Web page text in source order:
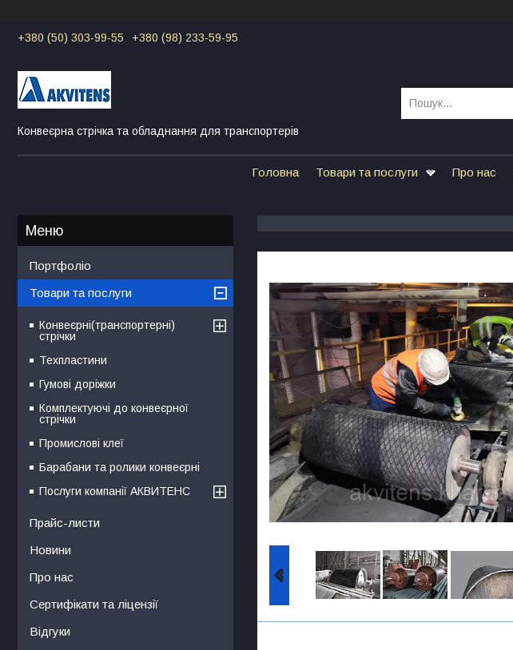
+380 (50) 303-99-55 +380 (98) 233-59-95
Конвеєрна стрічка та обладнання для транспортерів
Головна Товари та послуги Про нас
Портфоліо
Товари та послуги
Конвеєрні(транспортерні)
стрічки
Техпластини
Гумові доріжки
Комплектуючі до конвеєрної
стрічки
Промислові клеї
Барабани та ролики конвеєрні
Послуги компанії АКВИТЕНС
Прайс-листи
Новини
Про нас
Сертифікати та ліцензії
Відгуки